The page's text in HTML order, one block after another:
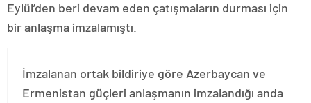
Eylül’den beri devam eden çatışmaların durması için
bir anlaşma imzalamıştı.
İmzalanan ortak bildiriye göre Azerbaycan ve
Ermenistan güçleri anlaşmanın imzalandığı anda